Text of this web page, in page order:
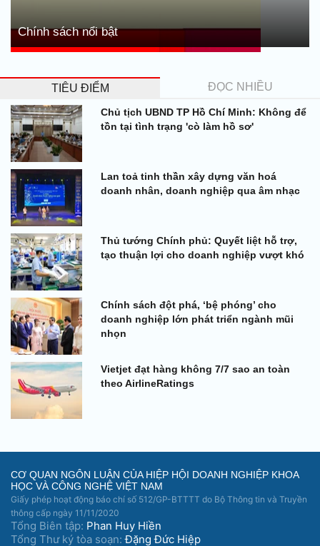
Chính sách nổi bật
TIÊU ĐIỂM ĐỌC NHIỀU
Chủ tịch UBND TP Hồ Chí Minh: Không để
tồn tại tình trạng 'cò làm hồ sơ'
Lan toả tinh thần xây dựng văn hoá
doanh nhân, doanh nghiệp qua âm nhạc
Thủ tướng Chính phủ: Quyết liệt hỗ trợ,
tạo thuận lợi cho doanh nghiệp vượt khó
Chính sách đột phá, ‘bệ phóng’ cho
doanh nghiệp lớn phát triển ngành mũi
nhọn
Vietjet đạt hàng không 7/7 sao an toàn
theo AirlineRatings
CƠ QUAN NGÔN LUẬN CỦA HIỆP HỘI DOANH NGHIỆP KHOA
HỌC VÀ CÔNG NGHỆ VIỆT NAM
Giấy phép hoạt động báo chí số 512/GP-BTTTT do Bộ Thông tin và Truyền
thông cấp ngày 11/11/2020
Tổng Biên tập: Phan Huy Hiền
Tổng Thư ký tòa soạn:Đặng Đức Hiệp